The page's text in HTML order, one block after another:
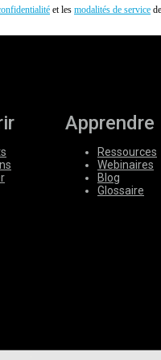
et les modalités de service
Apprendre
Ressources
Webinaires
Blog
Glossaire